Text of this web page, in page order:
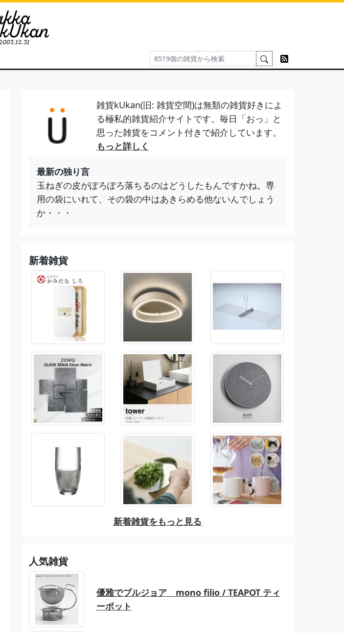
雑貨kUkan(旧: 雑貨空間)は無類の雑貨好きによ
る極私的雑貨紹介サイトです。毎日「おっ」と
思った雑貨をコメント付きで紹介しています。
もっと詳しく
最新の独り言
玉ねぎの皮がぽろぽろ落ちるのはどうしたもんですかね。専
用の袋にいれて、その袋の中はあきらめる他ないんでしょう
か・・・
新着雑貨
新着雑貨をもっと見る
人気雑貨
優雅でブルジョア mono filio / TEAPOT ティ
ーポット